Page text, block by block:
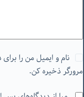
نام و ایمیل من را
مرورگر ذخیره کن.